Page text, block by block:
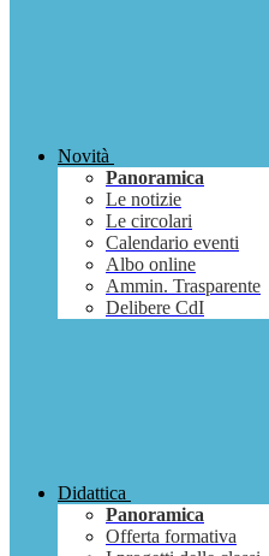
Novità
Panoramica
Le notizie
Le circolari
Calendario eventi
Albo online
Ammin. Trasparente
Delibere CdI
Didattica
Panoramica
Offerta formativa